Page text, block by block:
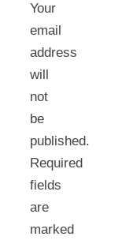
Your
email
address
will
not
be
published.
Required
fields
are
marked